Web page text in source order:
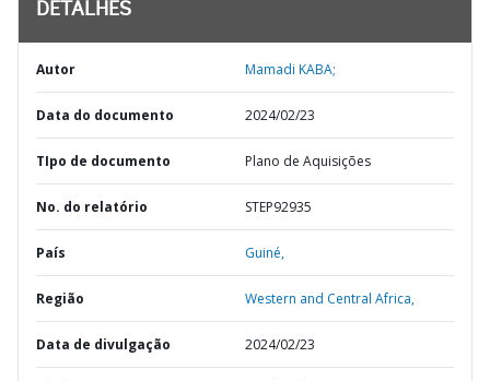
DETALHES
Autor Mamadi KABA;
Data do documento 2024/02/23
TIpo de documento Plano de Aquisições
No. do relatório STEP92935
País Guiné,
Região Western and Central Africa,
Data de divulgação 2024/02/23